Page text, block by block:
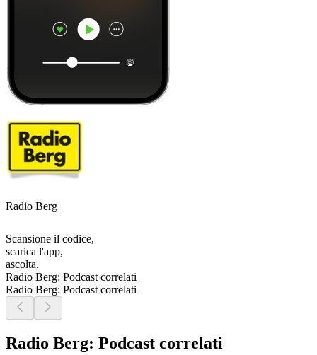
Radio Berg
Scansione il codice,
scarica l'app,
ascolta.
Radio Berg: Podcast correlati
Radio Berg: Podcast correlati
Radio Berg: Podcast correlati